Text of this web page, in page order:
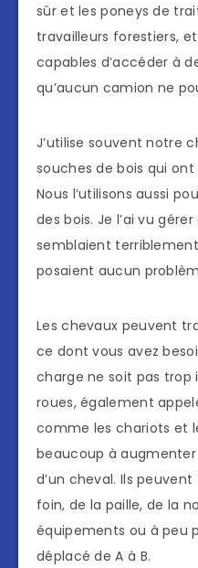
sûr et les poneys de
travailleurs forestiers,
capables d’accéder à
qu’aucun camion ne
J’utilise souvent notre
souches de bois qui ont
Nous l’utilisons aussi
des bois. Je l’ai vu
semblaient
posaient aucun
Les chevaux peuvent
ce dont vous avez
charge ne soit pas trop
roues, également
comme les chariots et
beaucoup à
d’un cheval. Ils
foin, de la paille, de la
équipements ou à peu
déplacé de A à B.